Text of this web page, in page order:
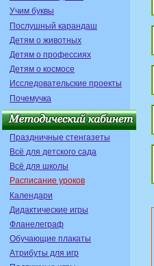
Учим буквы
Послушный карандаш
Детям о животных
Детям о профессиях
Детям о космосе
Исследовательские проекты
Почемучка
Праздничные стенгазеты
Всё для детского сада
Всё для школы
Расписание уроков
Календари
Дидактические игры
Фланелеграф
Обучающие плакаты
Атрибуты для игр